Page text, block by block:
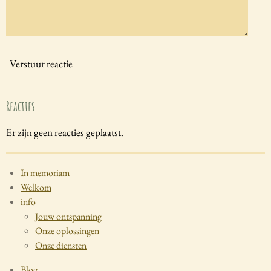
Verstuur reactie
Reacties
Er zijn geen reacties geplaatst.
In memoriam
Welkom
info
Jouw ontspanning
Onze oplossingen
Onze diensten